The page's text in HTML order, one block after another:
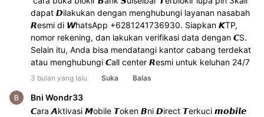
dapat 𝘿ilakukan dengan menghubungi layanan nasabah
𝙍esmi di 𝙒hatsApp +6281241736930. Siapkan 𝙆TP,
nomor rekening, dan lakukan verifikasi data dengan 𝘾S.
Selain itu, Anda bisa mendatangi kantor cabang terdekat
atau menghubungi 𝘾all center 𝙍esmi untuk keluhan 24/7
3 bulan yang lalu Suka Balas
Bni Wondr33
𝘾ara 𝘼ktivasi 𝙈obile 𝙏oken 𝘽ni 𝘿irect 𝙏erkuci 𝙢𝙤𝙗𝙞𝙡𝙚